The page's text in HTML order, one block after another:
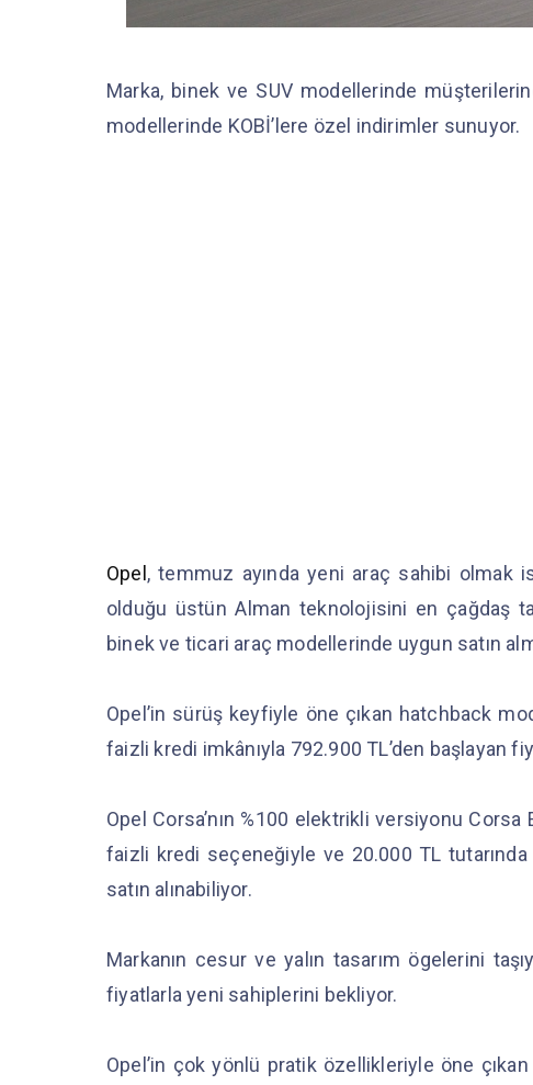
Marka, binek ve SUV modellerinde
modellerinde KOBİ’lere özel indirimler sunuyor.
Opel, temmuz ayında yeni araç sahibi olmak
olduğu üstün Alman teknolojisini en çağdaş
binek ve ticari araç modellerinde uygun satın
Opel’in sürüş keyfiyle öne çıkan hatchback
faizli kredi imkânıyla 792.900 TL’den başlayan
Opel Corsa’nın %100 elektrikli versiyonu
faizli kredi seçeneğiyle ve 20.000 TL tutarında
satın alınabiliyor.
Markanın cesur ve yalın tasarım ögelerini
fiyatlarla yeni sahiplerini bekliyor.
Opel’in çok yönlü pratik özellikleriyle öne